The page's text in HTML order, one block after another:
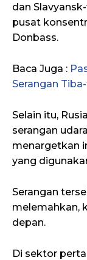
dan
pusat
Donbass.
Baca Juga :
Serangan
Selain itu,
serangan
menargetkan
yang
Serangan
melemahkan,
depan.
Di sektor